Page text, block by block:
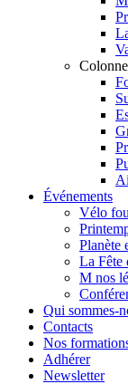
Événements
Vélo
Planète
La Fête
M nos
Qui sommes-
Contacts
Nos
Adhérer
Newsletter